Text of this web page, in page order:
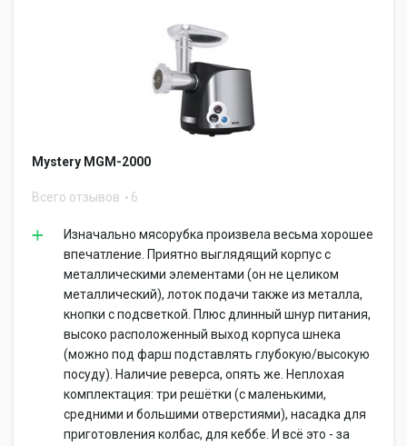
Mystery MGM-2000
Всего отзывов 6
Изначально мясорубка произвела весьма хорошее
впечатление. Приятно выглядящий корпус с
металлическими элементами (он не целиком
металлический), лоток подачи также из металла,
кнопки с подсветкой. Плюс длинный шнур питания,
высоко расположенный выход корпуса шнека
(можно под фарш подставлять глубокую/высокую
посуду). Наличие реверса, опять же. Неплохая
комплектация: три решётки (с маленькими,
средними и большими отверстиями), насадка для
приготовления колбас, для кеббе. И всё это - за